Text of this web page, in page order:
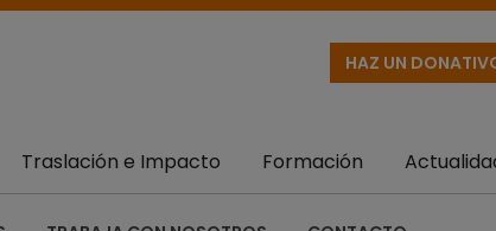
HAZ UN
Traslación e Impacto Formación